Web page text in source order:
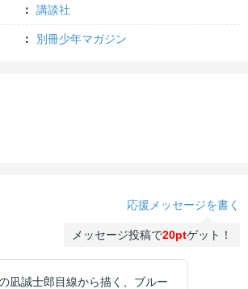
講談社
別冊少年マガジン
応援メッセージを書く
メッセージ投稿で20ptゲット！
凪誠士郎目線から描く、ブルー